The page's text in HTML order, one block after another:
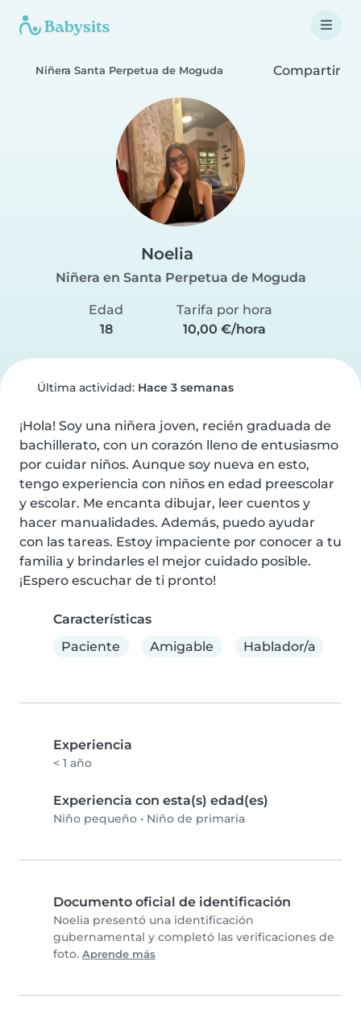
Niñera Santa Perpetua de Moguda Compartir
Noelia
Niñera en Santa Perpetua de Moguda
Edad
18
Tarifa por hora
10,00 €/hora
Última actividad: Hace 3 semanas
¡Hola! Soy una niñera joven, recién graduada de
bachillerato, con un corazón lleno de entusiasmo
por cuidar niños. Aunque soy nueva en esto,
tengo experiencia con niños en edad preescolar
y escolar. Me encanta dibujar, leer cuentos y
hacer manualidades. Además, puedo ayudar
con las tareas. Estoy impaciente por conocer a tu
familia y brindarles el mejor cuidado posible.
¡Espero escuchar de ti pronto!
Características
Paciente
Amigable Hablador/a
Experiencia
< 1 año
Experiencia con esta(s) edad(es)
Niño pequeño • Niño de primaria
Documento oficial de identificación
Noelia presentó una identificación
gubernamental y completó las verificaciones de
foto. Aprende más